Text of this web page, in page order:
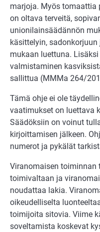
marjoja. Myös tomaattia
on oltava terveitä,
unionilainsäädännön
käsittelyin,
mukaan luettuna.
valmistaminen
sallittua (MMMa 264/
Tämä ohje ei ole
vaatimukset on luettava
Säädöksiin on voinut
kirjoittamisen jälkeen.
numerot ja pykälät
Viranomaisen toiminnan
toimivaltaan ja
noudattaa lakia.
oikeudelliselta
toimijoita sitovia. Viime
soveltamista koskevat